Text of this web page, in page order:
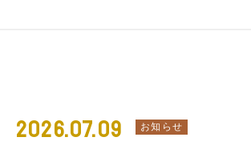
2026.07.09 お知らせ